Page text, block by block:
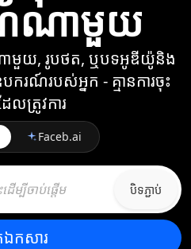
ណាមួយ
ាមួយ, រូបថត, ឬបទអូឌីយ៉ូនិង
ករណ៍របស់អ្នក - គ្មានការចុះ
លត្រូវការ
Faceb.ai
បិទភ្ជាប់
កសារ